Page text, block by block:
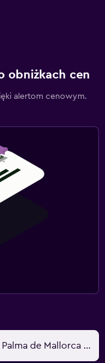
obniżkach cen
alertom cenowym.
Palma de Mallorca, Hiszpania - Palma de Mallorca (PMI)